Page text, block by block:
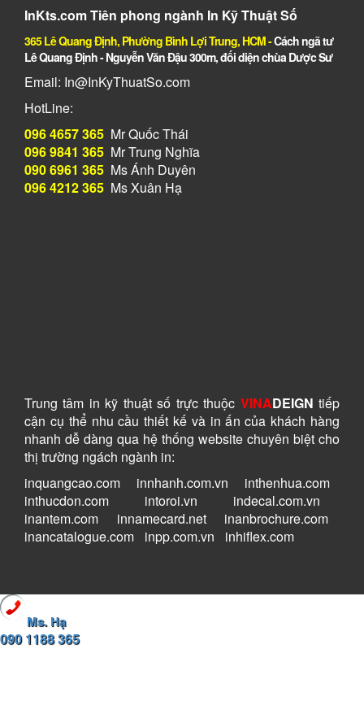
InKts.com Tiên phong ngành In Kỹ Thuật Số
365 Lê Quang Định, Phường Bình Lợi Trung, HCM-Cách ngã tư
Lê Quang Định - Nguyễn Văn Đậu 300m, đối diện chùa Dược Sư
Email: In@InKyThuatSo.com
HotLine:
096 4657 365 Mr Quốc Thái
096 9841 365 Mr Trung Nghĩa
090 6961 365 Ms Ánh Duyên
096 4212 365 Ms Xuân Hạ
Trung tâm in kỹ thuật số trực thuộc VINADEIGN tiếp
cận cụ thể nhu cầu thiết kế và in ấn của khách hàng
nhanh dễ dàng qua hệ thống website chuyên biệt cho
thị trường ngách ngành in:
inquangcao.com
innhanh.com.vn inthenhua.com-
inthucdon.com
intoroi.vn indecal.com.vn
inantem.com
innamecard.net- inanbrochure.com
inancatalogue.com
inpp.com.vn inhiflex.com
Ms. Hạ
090 1188 365